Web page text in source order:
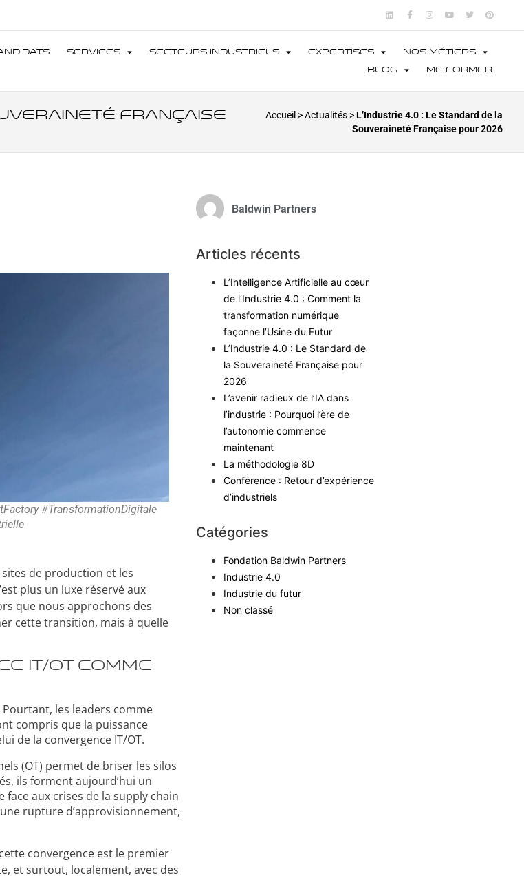
Services Secteurs Industriels Expertises
Nos métiers
Blog
Me former
Française Accueil >Actualités >L’Industrie 4.0 : Le Standard de la
Souveraineté Française pour 2026
#TransformationDigitale
de production et les
plus un luxe réservé aux
que nous approchons des
cette transition, mais à quelle
IT/OT comme
les leaders comme
compris que la puissance
de la convergence IT/OT.
(OT) permet de briser les silos
ils forment aujourd’hui un
aux crises de la supply chain
rupture d’approvisionnement,
convergence est le premier
et surtout, localement, avec des
Baldwin Partners
Articles récents
L’Intelligence Artificielle au cœur
de l’Industrie 4.0 : Comment la
transformation numérique
façonne l’Usine du Futur
L’Industrie 4.0 : Le Standard de
la Souveraineté Française pour
2026
L’avenir radieux de l’IA dans
l’industrie : Pourquoi l’ère de
l’autonomie commence
maintenant
La méthodologie 8D
Conférence : Retour d’expérience
d’industriels
Catégories
Fondation Baldwin Partners
Industrie 4.0
Industrie du futur
Non classé